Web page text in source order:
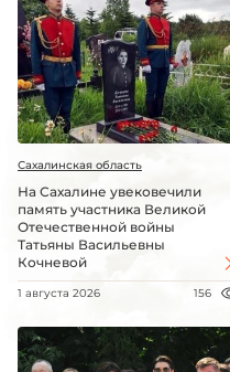
Сахалинская область
На Сахалине увековечили
память участника Великой
Отечественной войны
Татьяны Васильевны
Кочневой
1 августа 2026 156